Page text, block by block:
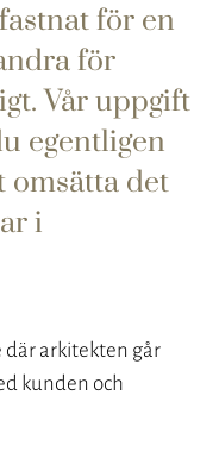
för en
för
Vår uppgift
egentligen
omsätta det
i
där arkitekten går
kunden och